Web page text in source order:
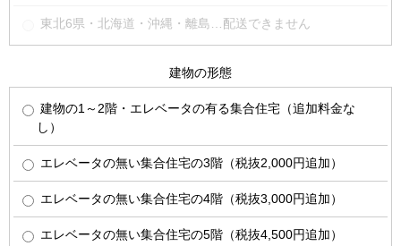
東北6県・北海道・沖縄・離島…配送できません
建物の形態
建物の1～2階・エレベータの有る集合住宅（追加料金な
し）
エレベータの無い集合住宅の3階（税抜2,000円追加）
エレベータの無い集合住宅の4階（税抜3,000円追加）
エレベータの無い集合住宅の5階（税抜4,500円追加）